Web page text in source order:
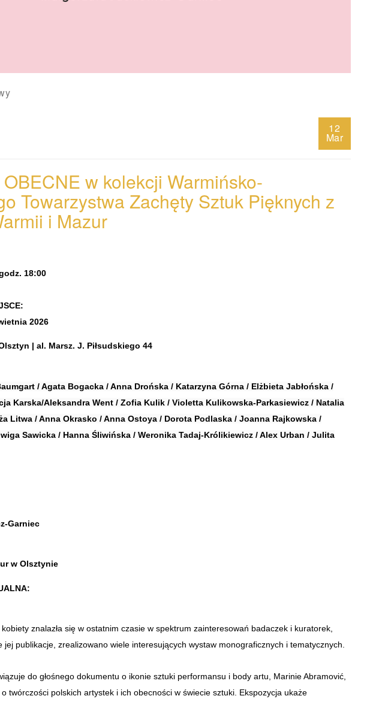
12
Mar
w kolekcji Warmińsko-
Towarzystwa Zachęty Sztuk Pięknych z
i Mazur
18:00
2026
| al. Marsz. J. Piłsudskiego 44
/ Agata Bogacka / Anna Drońska / Katarzyna Górna / Elżbieta Jabłońska /
Karska/Aleksandra Went / Zofia Kulik / Violetta Kulikowska-Parkasiewicz / Natalia
Litwa / Anna Okrasko / Anna Ostoya / Dorota Podlaska / Joanna Rajkowska /
Sawicka / Hanna Śliwińska / Weronika Tadaj-Królikiewicz / Alex Urban / Julita
Garniec
w Olsztynie
znalazła się w ostatnim czasie w spektrum zainteresowań badaczek i kuratorek,
jej publikacje, zrealizowano wiele interesujących wystaw monograficznych i tematycznych.
do głośnego dokumentu o ikonie sztuki performansu i body artu, Marinie Abramović,
twórczości polskich artystek i ich obecności w świecie sztuki. Ekspozycja ukaże